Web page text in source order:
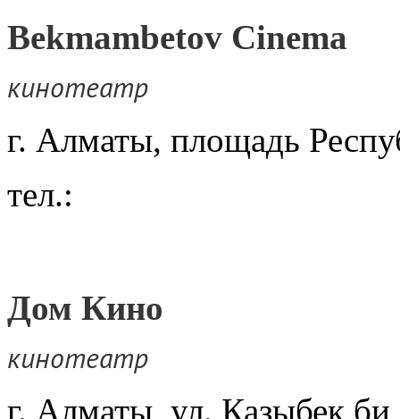
Bekmambetov Cinema
кинотеатр
г. Алматы, площадь
тел.:
Дом Кино
кинотеатр
г. Алматы, ул. Казыбек